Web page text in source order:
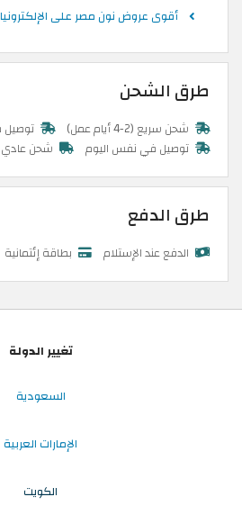
أقوى عروض نون مصر على
طرق الشحن
شحن سريع (2-4 أيام عمل)
توصيل
توصيل في نفس اليوم
شحن عادي (5-9 أيام
طرق الدفع
الدفع عند الإستلام بطاقة إئتمانية
تغيير الدولة
السعودية
الإمارات العربية
الكويت